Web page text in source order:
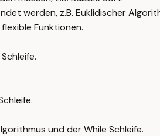
werden, z.B. Euklidischer
Funktionen.
und der While Schleife.